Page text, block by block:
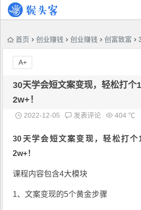
首页 创业赚钱 创业赚钱 创富致富
30天学会短文案变现，轻松打个
2w+！
2022-12-05 发表评论 404 ℃
30天学会短文案变现 ，轻松打个
2w+！
课程内容包含4大模块
1、文案变现的5个黄金步骤
A+